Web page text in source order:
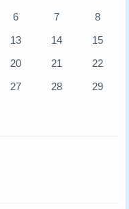
6 7
8
13 14
15
20 21
22
27 28
29